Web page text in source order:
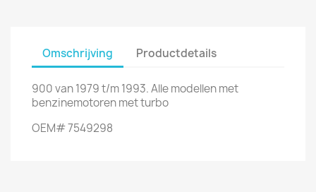
Omschrijving Productdetails
900 van 1979 t/m 1993. Alle modellen met
benzinemotoren met turbo
OEM# 7549298